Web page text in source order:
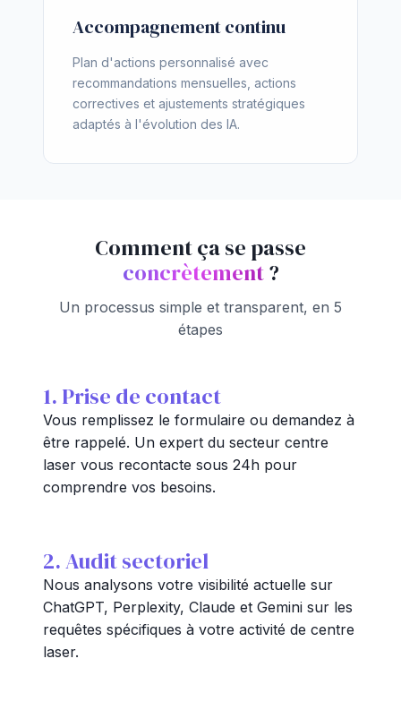
Accompagnement continu
Plan d'actions personnalisé avec
recommandations mensuelles, actions
correctives et ajustements stratégiques
adaptés à l'évolution des IA.
Comment ça se passe
concrètement?
Un processus simple et transparent, en 5
étapes
1. Prise de contact
Vous remplissez le formulaire ou demandez à
être rappelé. Un expert du secteur centre
laser vous recontacte sous 24h pour
comprendre vos besoins.
2. Audit sectoriel
Nous analysons votre visibilité actuelle sur
ChatGPT, Perplexity, Claude et Gemini sur les
requêtes spécifiques à votre activité de centre
laser.